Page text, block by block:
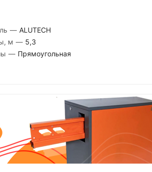
— ALUTECH
м — 5,3
— Прямоугольная